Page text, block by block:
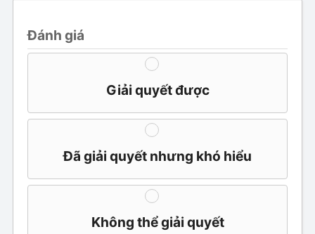
Đánh giá
Giải quyết được
Đã giải quyết nhưng khó hiểu
Không thể giải quyết